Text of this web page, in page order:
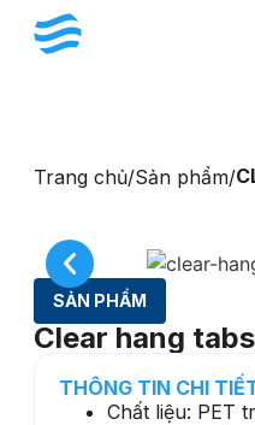
Trang chủ/Sản phẩm/
SẢN PHẨM
Clear hang tabs
THÔNG TIN CHI
Chất liệu: PET